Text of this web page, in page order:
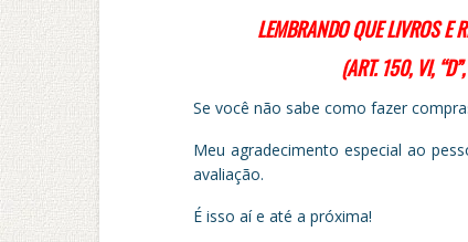
LEMBRANDO QUE LIVROS E
(ART. 150, VI,
Se você não sabe como fazer
Meu agradecimento especial ao
avaliação.
É isso aí e até a próxima!